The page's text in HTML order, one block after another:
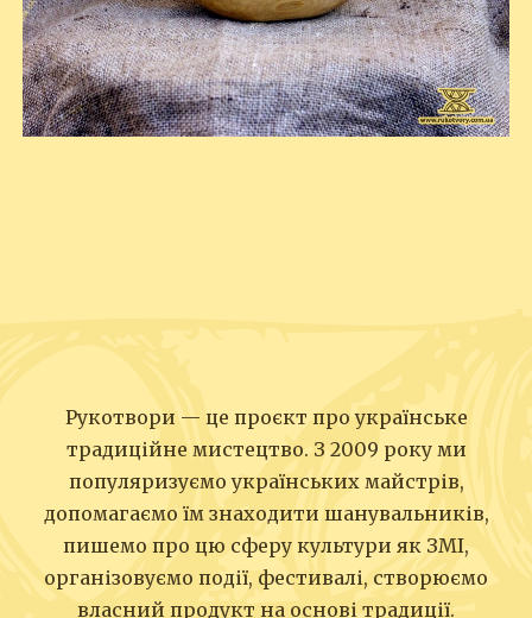
Рукотвори — це проєкт про українське
традиційне мистецтво. З 2009 року ми
популяризуємо українських майстрів,
допомагаємо їм знаходити шанувальників,
пишемо про цю сферу культури як ЗМІ,
організовуємо події, фестивалі, створюємо
власний продукт на основі традиції.